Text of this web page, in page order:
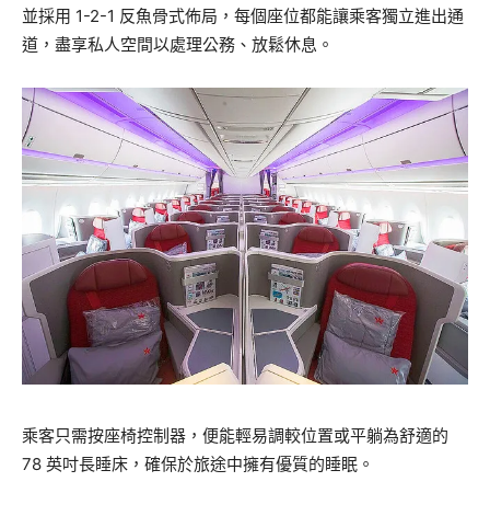
並採用 1-2-1 反魚骨式佈局，每個座位都能讓乘客獨立進出通
道，盡享私人空間以處理公務、放鬆休息。
乘客只需按座椅控制器，便能輕易調較位置或平躺為舒適的
78 英吋長睡床，確保於旅途中擁有優質的睡眠。